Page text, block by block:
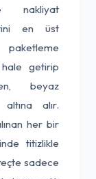
nakliyat
en üst
hale getirip
beyaz
altına alır.
her bir
titizlikle
sadece